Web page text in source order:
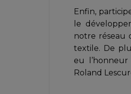
Enfin,
le
notre réseau
textile. De
eu
Roland